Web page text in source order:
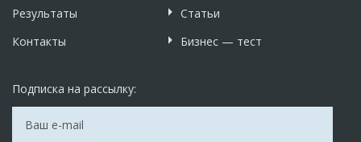
Результаты
Статьи
Контакты
Бизнес — тест
Подписка на рассылку: